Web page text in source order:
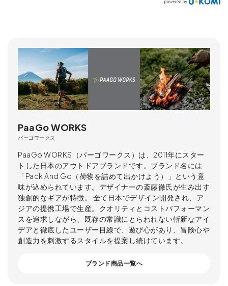
PaaGo WORKS
パーゴワークス
PaaGo WORKS（パーゴワークス）は、2011年にスター
トした日本のアウトドアブランドです。ブランド名には
「Pack And Go（荷物を詰めて出かけよう）」という意
味が込められています。デザイナーの斎藤徹氏が生み出す
独創的なギアが特徴。 全て日本でデザイン開発され、ア
ジアの提携工場で生産。クオリティとコストパフォーマン
スを追求しながら、既存の常識にとらわれない斬新なアイ
デアと徹底したユーザー目線で、遊び心があり、冒険心や
創造力を刺激するスタイルを提案し続けています。
ブランド商品一覧へ